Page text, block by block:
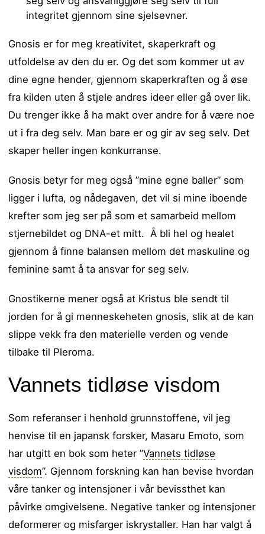
integritet gjennom sine sjelsevner.
Gnosis er for meg kreativitet, skaperkraft og
utfoldelse av den du er. Og det som kommer ut av
dine egne hender, gjennom skaperkraften og å øse
fra kilden uten å stjele andres ideer eller gå over lik.
Du trenger ikke å ha makt over andre for å være noe
ut i fra deg selv. Man bare er og gir av seg selv. Det
skaper heller ingen konkurranse.
Gnosis betyr for meg også ”mine egne baller” som
ligger i lufta, og nådegaven, det vil si mine iboende
krefter som jeg ser på som et samarbeid mellom
stjernebildet og DNA-et mitt. Å bli hel og healet
gjennom å finne balansen mellom det maskuline og
feminine samt å ta ansvar for seg selv.
Gnostikerne mener også at Kristus ble sendt til
jorden for å gi menneskeheten gnosis, slik at de kan
slippe vekk fra den materielle verden og vende
tilbake til Pleroma.
Vannets tidløse visdom
Som referanser i henhold grunnstoffene, vil jeg
henvise til en japansk forsker, Masaru Emoto, som
har utgitt en bok som heter ”Vannets tidløse
visdom”. Gjennom forskning kan han bevise hvordan
våre tanker og intensjoner i vår bevissthet kan
påvirke omgivelsene. Negative tanker og intensjoner
deformerer og misfarger iskrystaller. Han har valgt å